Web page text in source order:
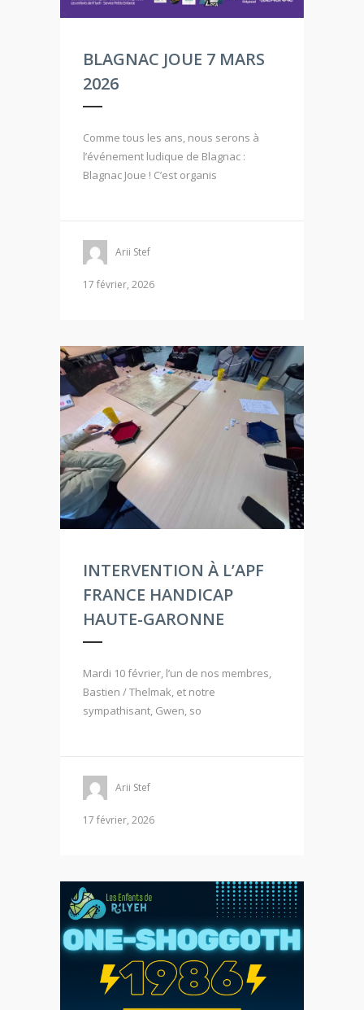
BLAGNAC JOUE 7 MARS
2026
Comme tous les ans, nous serons à
l’événement ludique de Blagnac :
Blagnac Joue ! C’est organis
Arii Stef
17 février, 2026
INTERVENTION À L’APF
FRANCE HANDICAP
HAUTE-GARONNE
Mardi 10 février, l’un de nos membres,
Bastien / Thelmak, et notre
sympathisant, Gwen, so
Arii Stef
17 février, 2026